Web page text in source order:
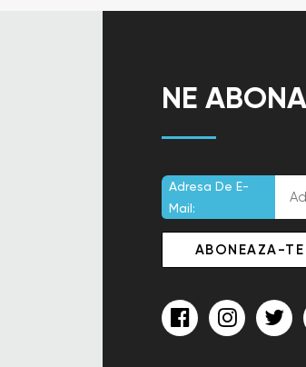
NE
Adresa De E-
Mail: